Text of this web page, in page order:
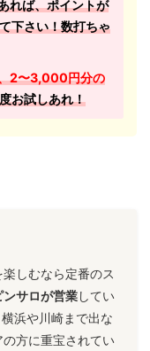
れば、ポイントが
下さい！数打ちゃ
2〜3,000円分の
お試しあれ！
しむなら定番のス
サロが営業してい
浜や川崎まで出な
方に重宝されてい